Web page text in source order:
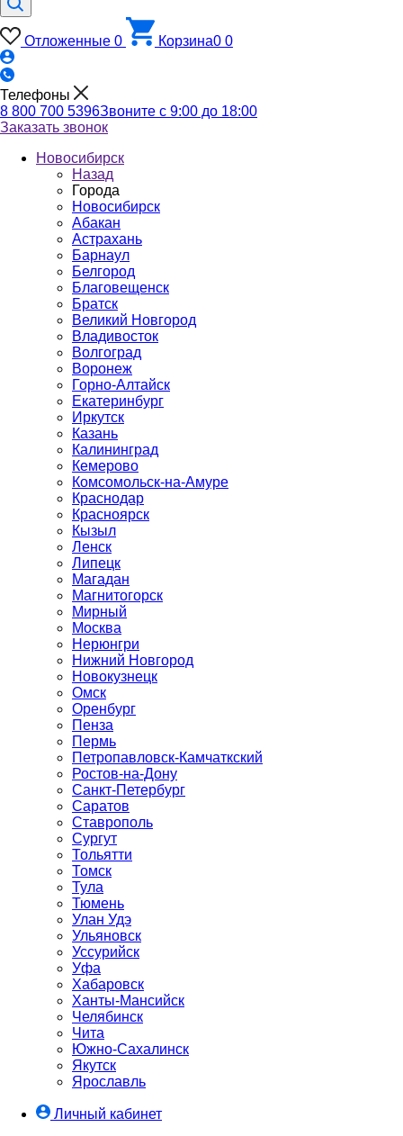
Отложенные 0 Корзина0 0
Телефоны
8 800 700 5396Звоните с 9:00 до 18:00
Заказать звонок
Новосибирск
Назад
Города
Новосибирск
Абакан
Астрахань
Барнаул
Белгород
Благовещенск
Братск
Великий Новгород
Владивосток
Волгоград
Воронеж
Горно-Алтайск
Екатеринбург
Иркутск
Казань
Калининград
Кемерово
Комсомольск-на-Амуре
Краснодар
Красноярск
Кызыл
Ленск
Липецк
Магадан
Магнитогорск
Мирный
Москва
Нерюнгри
Нижний Новгород
Новокузнецк
Омск
Оренбург
Пенза
Пермь
Петропавловск-Камчаткский
Ростов-на-Дону
Санкт-Петербург
Саратов
Ставрополь
Сургут
Тольятти
Томск
Тула
Тюмень
Улан Удэ
Ульяновск
Уссурийск
Уфа
Хабаровск
Ханты-Мансийск
Челябинск
Чита
Южно-Cахалинск
Якутск
Ярославль
Личный кабинет